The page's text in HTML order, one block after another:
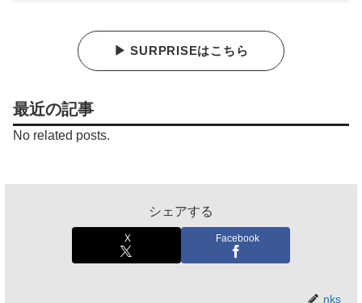
▶ SURPRISEはこちら
最近の記事
No related posts.
シェアする
X Facebook
nks